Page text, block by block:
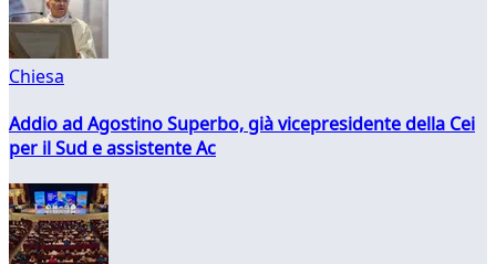
Chiesa
Addio ad Agostino Superbo, già vicepresidente della Cei
per il Sud e assistente Ac